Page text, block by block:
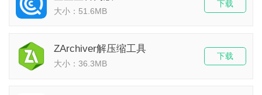
大小：51.6MB
下载
ZArchiver解压缩工具
大小：36.3MB
下载